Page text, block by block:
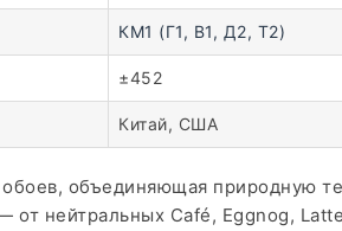
КМ1 (Г1, В1, Д2, Т2)
±452
Китай, США
объединяющая природную
нейтральных Café, Eggnog,